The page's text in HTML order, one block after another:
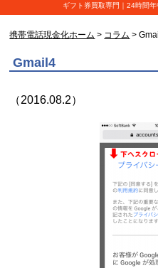
ギフト券買取専門｜24時間年
携帯電話現金化ホーム > コラム >
Gmail4
（2016.08.2）